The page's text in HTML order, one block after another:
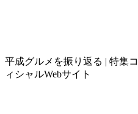
平成グルメを振り返る | 特集
ィシャルWebサイト